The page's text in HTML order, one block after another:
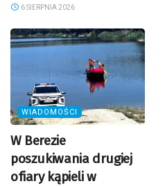
6 SIERPNIA 2026
WIADOMOŚCI
W Berezie
poszukiwania drugiej
ofiary kąpieli w